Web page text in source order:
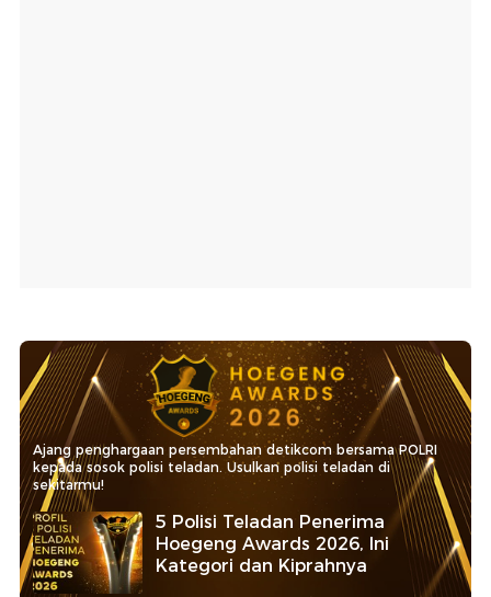
Ajang penghargaan persembahan detikcom bersama POLRI
kepada sosok polisi teladan. Usulkan polisi teladan di
sekitarmu!
5 Polisi Teladan Penerima
Hoegeng Awards 2026, Ini
Kategori dan Kiprahnya